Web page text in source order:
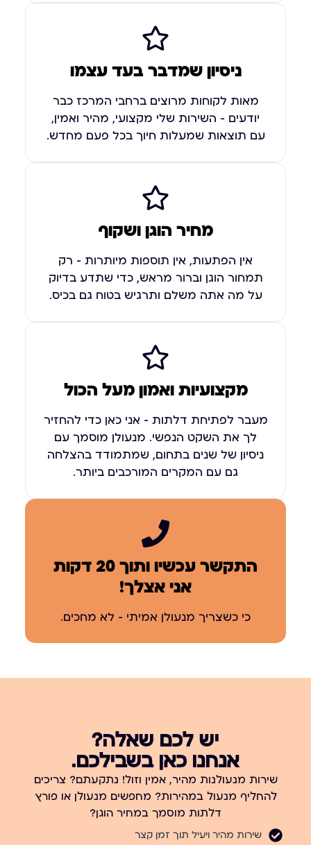
ניסיון שמדבר בעד עצמו
מאות לקוחות מרוצים ברחבי המרכז כבר
יודעים – השירות שלי מקצועי, מהיר ואמין,
עם תוצאות שמעלות חיוך בכל פעם מחדש.
מחיר הוגן ושקוף
אין הפתעות, אין תוספות מיותרות – רק
תמחור הוגן וברור מראש, כדי שתדע בדיוק
על מה אתה משלם ותרגיש בטוח גם בכיס.
מקצועיות ואמון מעל הכול
מעבר לפתיחת דלתות – אני כאן כדי להחזיר
לך את השקט הנפשי. מנעולן מוסמך עם
ניסיון של שנים בתחום, שמתמודד בהצלחה
גם עם המקרים המורכבים ביותר.
התקשר עכשיו ותוך 20 דקות
אני אצלך!
כי כשצריך מנעולן אמיתי – לא מחכים.
יש לכם שאלה?
אנחנו כאן בשבילכם.
שירות מנעולנות מהיר, אמין וזול! נתקעתם? צריכים
להחליף מנעול במהירות? מחפשים מנעולן או פורץ
דלתות מוסמך במחיר הוגן?
שירות מהיר ויעיל תוך זמן קצר